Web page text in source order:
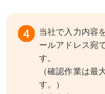
当社で入力内容
ールアドレス宛
す。
（確認作業は最
す。）